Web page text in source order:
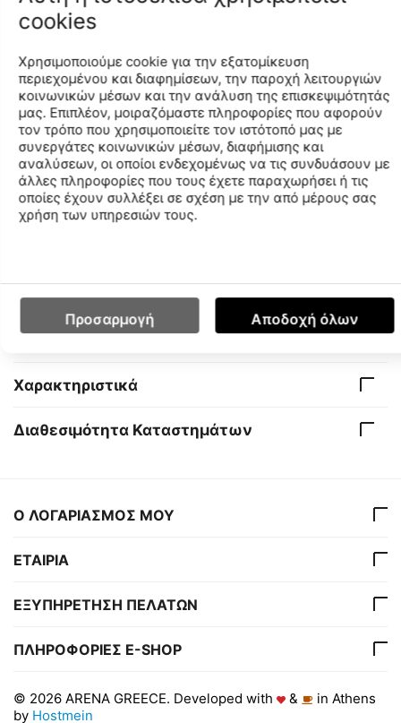
δραστηριότητες στην πισίνα ή την παραλία. Το εξαιρετικά
απαλό σε υφή, ανακυκλωμένο ύφασμα, που στεγνώνει
πίσω πλευρά κι αυτοκόλλητο κούμπωμα, τύπου Velcro.
Διαθέτει διχτυωτό εσωτερικό σλιπ κι το εσωτερικό
κορδόνι, που ρυθμίζεται και σφίγγει στη μέση κι εγγυάται
άψογη εφαρμογή. Κυκλοφορεί στην αγορά σε διάφορα
φωτεινά χρώματα.
Μήκος πλευράς: 32 εκατοστά.
Το Παγκόσμιο Πρότυπο Ανακύκλωσης είναι ένα διεθνές,
εθελοντικό, περιβαλλοντικό πρότυπο, που έχει
Χαρακτηριστικά
Διαθεσιμότητα Καταστημάτων
Ο ΛΟΓΑΡΙΑΣΜΟΣ ΜΟΥ
ΕΤΑΙΡΙΑ
ΕΞΥΠΗΡΕΤΗΣΗ ΠΕΛΑΤΩΝ
ΠΛΗΡΟΦΟΡΙΕΣ E-SHOP
© 2026 ARENA GREECE. Developed with &
in Athens
by Hostmein
cookies
Χρησιμοποιούμε cookie για την εξατομίκευση
περιεχομένου και διαφημίσεων, την παροχή λειτουργιών
κοινωνικών μέσων και την ανάλυση της επισκεψιμότητάς
μας. Επιπλέον, μοιραζόμαστε πληροφορίες που αφορούν
τον τρόπο που χρησιμοποιείτε τον ιστότοπό μας με
συνεργάτες κοινωνικών μέσων, διαφήμισης και
αναλύσεων, οι οποίοι ενδεχομένως να τις συνδυάσουν με
άλλες πληροφορίες που τους έχετε παραχωρήσει ή τις
οποίες έχουν συλλέξει σε σχέση με την από μέρους σας
χρήση των υπηρεσιών τους.
Προσαρμογή Αποδοχή όλων